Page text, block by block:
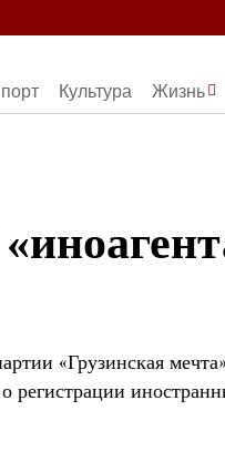
Культура Жизнь
«Грузинская
регистрации